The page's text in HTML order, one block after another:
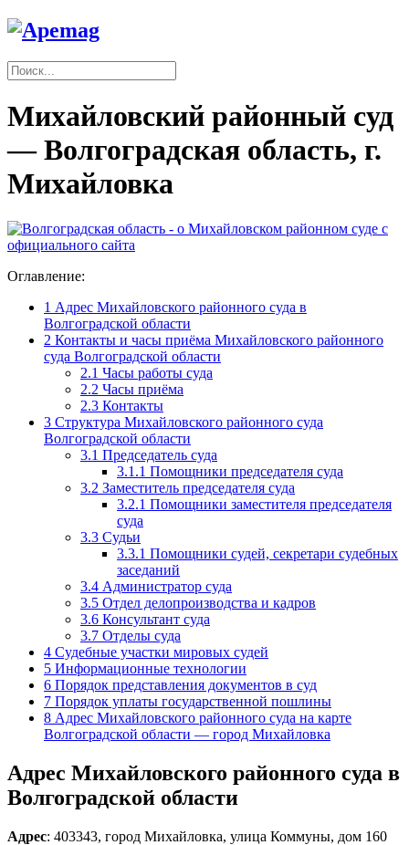
Михайловский районный суд
— Волгоградская область, г.
Михайловка
Оглавление:
1 Адрес Михайловского районного суда в
Волгоградской области
2 Контакты и часы приёма Михайловского районного
суда Волгоградской области
2.1 Часы работы суда
2.2 Часы приёма
2.3 Контакты
3 Структура Михайловского районного суда
Волгоградской области
3.1 Председатель суда
3.1.1 Помощники председателя суда
3.2 Заместитель председателя суда
3.2.1 Помощники заместителя председателя
суда
3.3 Судьи
3.3.1 Помощники судей, секретари судебных
заседаний
3.4 Администратор суда
3.5 Отдел делопроизводства и кадров
3.6 Консультант суда
3.7 Отделы суда
4 Судебные участки мировых судей
5 Информационные технологии
6 Порядок представления документов в суд
7 Порядок уплаты государственной пошлины
8 Адрес Михайловского районного суда на карте
Волгоградской области — город Михайловка
Адрес Михайловского районного суда в
Волгоградской области
Адрес: 403343, город Михайловка, улица Коммуны, дом 160